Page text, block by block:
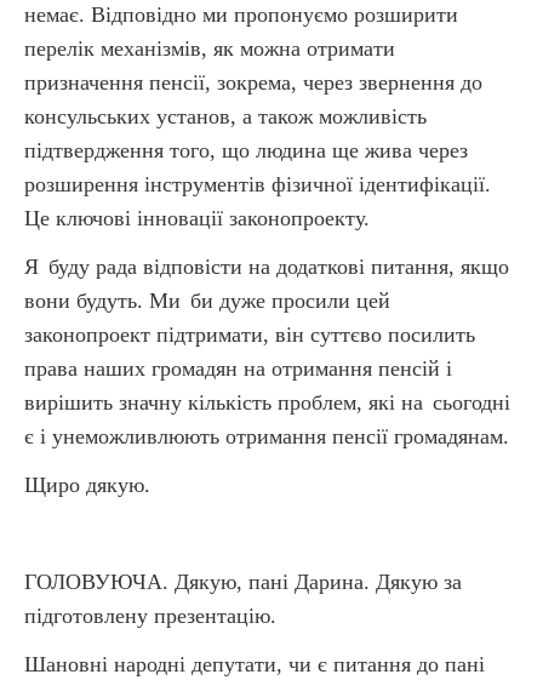
немає. Відповідно ми пропонуємо розширити
перелік механізмів, як можна отримати
призначення пенсії, зокрема, через звернення до
консульських установ, а також можливість
підтвердження того, що людина ще жива через
розширення інструментів фізичної ідентифікації.
Це ключові інновації законопроекту.
Я буду рада відповісти на додаткові питання, якщо
вони будуть. Ми би дуже просили цей
законопроект підтримати, він суттєво посилить
права наших громадян на отримання пенсій і
вирішить значну кількість проблем, які на сьогодні
є і унеможливлюють отримання пенсії громадянам.
Щиро дякую.
ГОЛОВУЮЧА. Дякую, пані Дарина. Дякую за
підготовлену презентацію.
Шановні народні депутати, чи є питання до пані